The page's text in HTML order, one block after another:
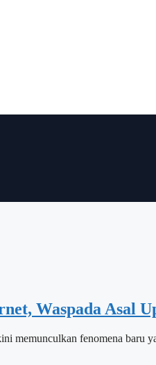
Waspada Asal
memunculkan fenomena baru